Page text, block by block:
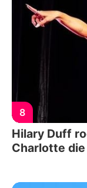
8
Hilary Duff
Charlotte die